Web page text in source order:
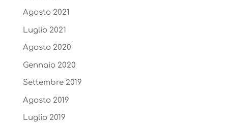
Agosto 2021
Luglio 2021
Agosto 2020
Gennaio 2020
Settembre 2019
Agosto 2019
Luglio 2019